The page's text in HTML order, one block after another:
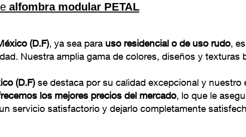
alfombra modular PETAL
(D.F), ya sea para uso residencial o de uso rudo,
Nuestra amplia gama de colores, diseños y
(D.F) se destaca por su calidad excepcional y
los mejores precios del mercado, lo que le
servicio satisfactorio y dejarlo completamente